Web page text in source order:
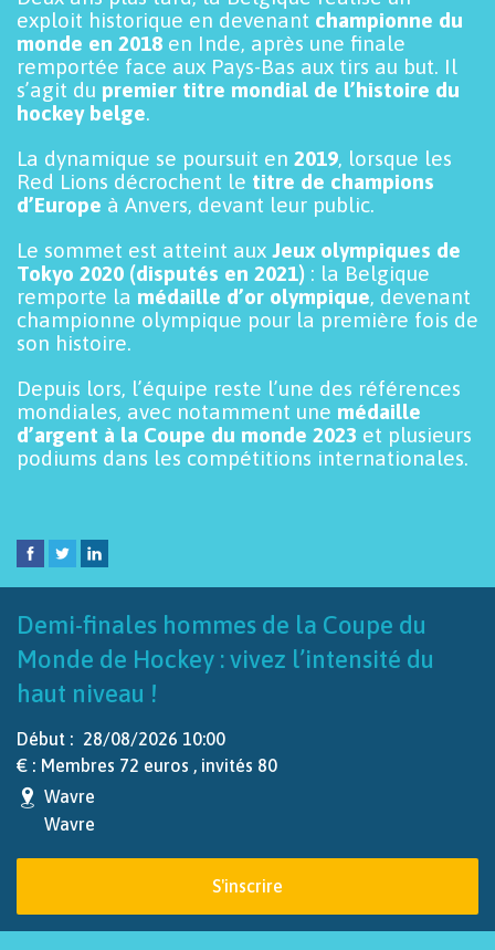
exploit historique en devenant championne du
monde en 2018 en Inde, après une finale
remportée face aux Pays-Bas aux tirs au but. Il
s’agit du premier titre mondial de l’histoire du
hockey belge.
La dynamique se poursuit en 2019, lorsque les
Red Lions décrochent le titre de champions
d’Europe à Anvers, devant leur public.
Le sommet est atteint aux Jeux olympiques de
Tokyo 2020 (disputés en 2021) : la Belgique
remporte la médaille d’or olympique, devenant
championne olympique pour la première fois de
son histoire.
Depuis lors, l’équipe reste l’une des références
mondiales, avec notamment une médaille
d’argent à la Coupe du monde 2023 et plusieurs
podiums dans les compétitions internationales.
Demi-finales hommes de la Coupe du
Monde de Hockey : vivez l’intensité du
haut niveau !
Début : 28/08/2026 10:00
€ : Membres 72 euros , invités 80
Wavre
Wavre
S'inscrire